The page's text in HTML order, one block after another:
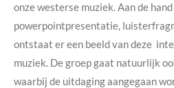
onze westerse muziek. Aan de
powerpointpresentatie,
ontstaat er een beeld van deze
muziek. De groep gaat natuurlijk
waarbij de uitdaging aangegaan